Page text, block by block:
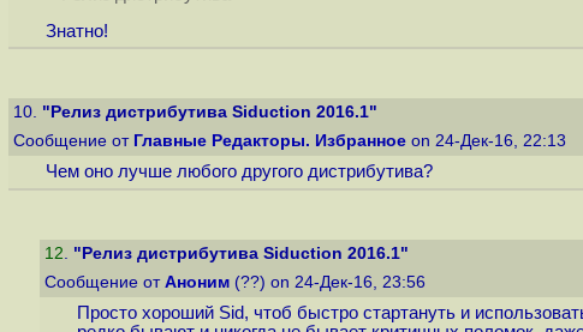
Знатно!
10. "Релиз дистрибутива Siduction 2016.1"
Сообщение от Главные Редакторы. Избранное on 24-Дек-16, 22:13
Чем оно лучше любого другого дистрибутива?
12. "Релиз дистрибутива Siduction 2016.1"
Сообщение от Аноним (??) on 24-Дек-16, 23:56
Просто хороший Sid, чтоб быстро стартануть и